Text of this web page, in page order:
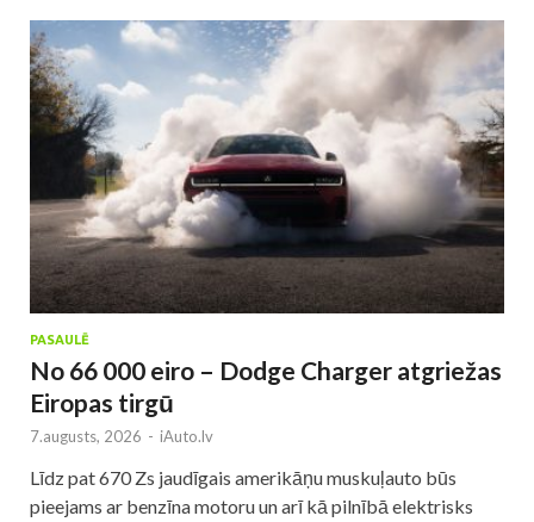
PASAULĒ
No 66 000 eiro – Dodge Charger atgriežas
Eiropas tirgū
7.augusts, 2026 - iAuto.lv
Līdz pat 670 Zs jaudīgais amerikāņu muskuļauto būs
pieejams ar benzīna motoru un arī kā pilnībā elektrisks